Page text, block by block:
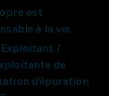
est
à la vie
Exploitant /
de
d'épuration